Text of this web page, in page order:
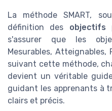
La méthode SMART,
définition des objectifs
s'assurer que les
Mesurables, Atteignables,
suivant cette méthode,
devient un véritable
guidant les apprenants à
clairs et précis.